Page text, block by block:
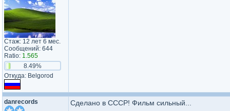
Стаж: 12 лет 6 мес.
Сообщений: 644
Ratio: 1.565
8.49%
Откуда: Belgorod
danrecords Сделано в СССР! Фильм сильный...